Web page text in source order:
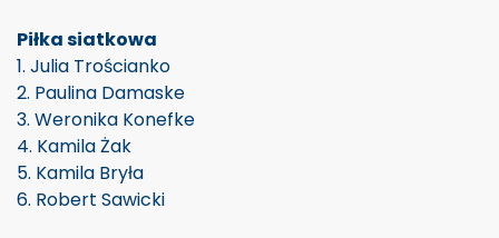
Piłka siatkowa
1. Julia Trościanko
2. Paulina Damaske
3. Weronika Konefke
4. Kamila Żak
5. Kamila Bryła
6. Robert Sawicki